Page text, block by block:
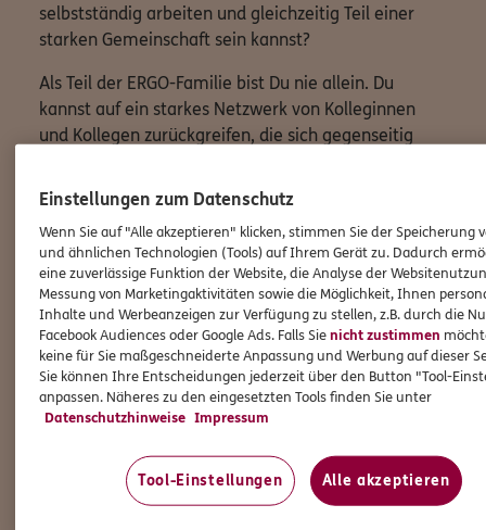
selbstständig arbeiten und gleichzeitig Teil einer
starken Gemeinschaft sein kannst?
Als Teil der ERGO-Familie bist Du nie allein. Du
kannst auf ein starkes Netzwerk von Kolleginnen
und Kollegen zurückgreifen, die sich gegenseitig
wir daran, die Zukunft der Versicherungsbranche zu
gestalten und unseren Kunden den bestmöglichen
Service zu bieten.
Du profitierst nicht nur von der Freiheit, Deine
eigenen Entscheidungen zu treffen und Deinen
Arbeitsalltag flexibel zu gestalten, sondern auch von
den Vorteilen, die eine große und etablierte Marke
wie ERGO mit sich bringt.
Wenn Du bereit bist, Deine Karriere auf das nächste
Level zu heben und Teil einer starken Gemeinschaft
zu werden, dann freuen wir uns auf Deine
Einstellungen zum Datenschutz
Wenn Sie auf "Alle akzeptieren" klicken, stimmen Sie der Speicherung
und ähnlichen Technologien (Tools) auf Ihrem Gerät zu. Dadurch
eine zuverlässige Funktion der Website, die Analyse der
Messung von Marketingaktivitäten sowie die Möglichkeit, Ihnen
Inhalte und Werbeanzeigen zur Verfügung zu stellen, z.B. durch die
Facebook Audiences oder Google Ads. Falls Sienicht zustimmen
keine für Sie maßgeschneiderte Anpassung und Werbung auf dieser
Sie können Ihre Entscheidungen jederzeit über den Button "Tool-
anpassen. Näheres zu den eingesetzten Tools finden Sie unter
Datenschutzhinweise Impressum
Tool-Einstellungen Alle akzeptieren